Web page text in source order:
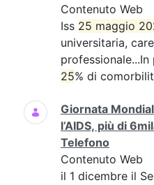
Contenuto Web
Iss 25 maggio
universitaria,
25% di
Giornata
l’AIDS, più di
Telefono
Contenuto Web
il 1 dicembre il